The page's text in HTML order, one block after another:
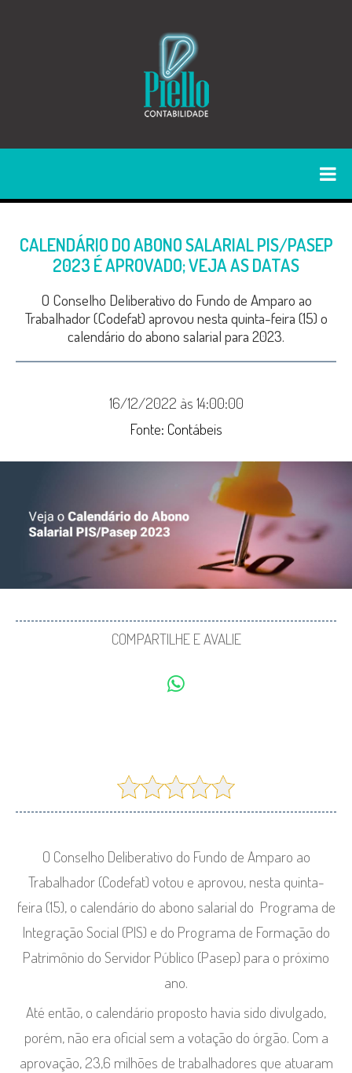
CALENDÁRIO DO ABONO SALARIAL PIS/PASEP
2023 É APROVADO; VEJA AS DATAS
O Conselho Deliberativo do Fundo de Amparo ao
Trabalhador (Codefat) aprovou nesta quinta-feira (15) o
calendário do abono salarial para 2023.
16/12/2022 às 14:00:00
Fonte: Contábeis
COMPARTILHE E AVALIE
O Conselho Deliberativo do Fundo de Amparo ao
Trabalhador (Codefat) votou e aprovou, nesta quinta-
feira (15), o calendário do abono salarial do Programa de
Integração Social (PIS) e do Programa de Formação do
Patrimônio do Servidor Público (Pasep) para o próximo
ano.
Até então, o calendário proposto havia sido divulgado,
porém, não era oficial sem a votação do órgão. Com a
aprovação, 23,6 milhões de trabalhadores que atuaram